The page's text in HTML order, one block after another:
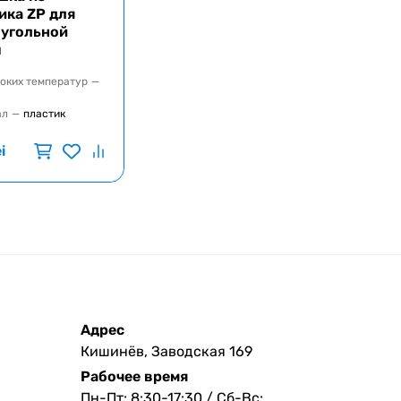
ZP для
температур —
— пластик
Адрес
Кишинёв, Заводская 169
Рабочее время